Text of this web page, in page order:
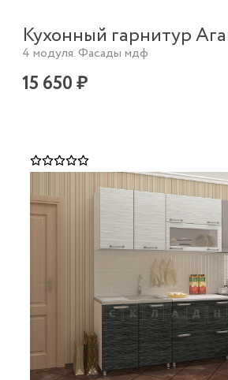
Кухонный гарнитур
4 модуля. Фасады мдф
15 650 ₽